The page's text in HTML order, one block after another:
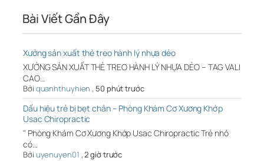
Bài Viết Gần Đây
Xưởng sản xuất thẻ treo hành lý nhựa dẻo
XƯỞNG SẢN XUẤT THẺ TREO HÀNH LÝ NHỰA DẺO – TAG VALI
CAO…
Bởi quanhthuyhien , 50 phút trước
Dấu hiệu trẻ bị bẹt chân – Phòng Khám Cơ Xương Khớp
Usac Chiropractic
" Phòng Khám Cơ Xương Khớp Usac Chiropractic Trẻ nhỏ
có…
Bởi uyenuyen01 ,2 giờ trước